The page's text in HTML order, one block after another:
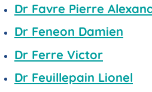
Dr Favre Pierre
Dr Feneon Damien
Dr Ferre Victor
Dr Feuillepain Lionel